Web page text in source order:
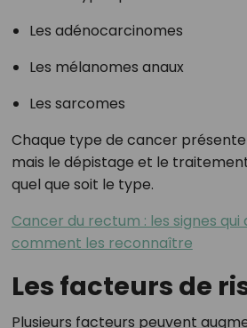
Les adénocarcinomes
Les mélanomes anaux
Les sarcomes
Chaque type de cancer
mais le dépistage et le
quel que soit le type.
Cancer du rectum : les signes
comment les reconnaître
Les facteurs de
Plusieurs facteurs peuvent